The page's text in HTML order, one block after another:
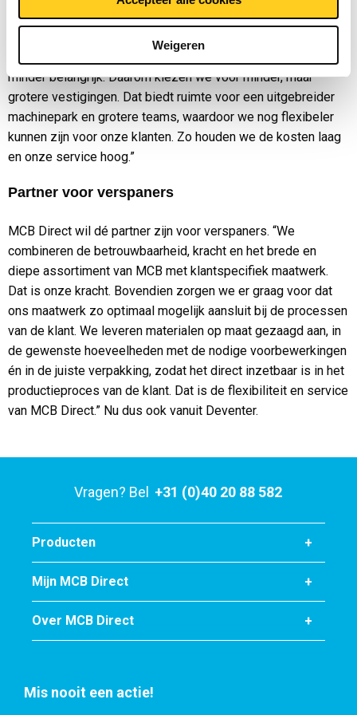
Weigeren
belangrijk en werd er regelmatig materiaal op locatie
afgehaald door onze klanten”, vertelt Jerry. “Door onze
minder belangrijk. Daarom kiezen we voor minder, maar
grotere vestigingen. Dat biedt ruimte voor een uitgebreider
machinepark en grotere teams, waardoor we nog flexibeler
kunnen zijn voor onze klanten. Zo houden we de kosten laag
en onze service hoog.”
Partner voor verspaners
MCB Direct wil dé partner zijn voor verspaners. “We
combineren de betrouwbaarheid, kracht en het brede en
diepe assortiment van MCB met klantspecifiek maatwerk.
Dat is onze kracht. Bovendien zorgen we er graag voor dat
ons maatwerk zo optimaal mogelijk aansluit bij de processen
van de klant. We leveren materialen op maat gezaagd aan, in
de gewenste hoeveelheden met de nodige voorbewerkingen
én in de juiste verpakking, zodat het direct inzetbaar is in het
productieproces van de klant. Dat is de flexibiliteit en service
van MCB Direct.” Nu dus ook vanuit Deventer.
Vragen? Bel +31 (0)40 20 88 582
Producten
Mijn MCB Direct
Over MCB Direct
Mis nooit een actie!